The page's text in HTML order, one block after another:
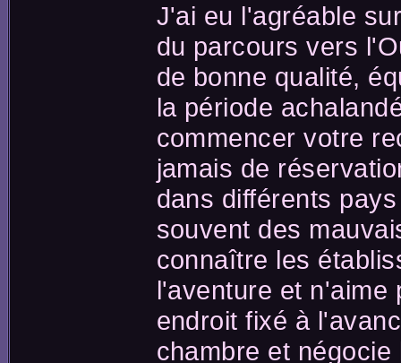
J'ai eu l'agréable
du parcours vers
de bonne qualité,
la période
commencer votre
jamais de
dans différents
souvent des
connaître les
l'aventure et n'aime
endroit fixé à
chambre et